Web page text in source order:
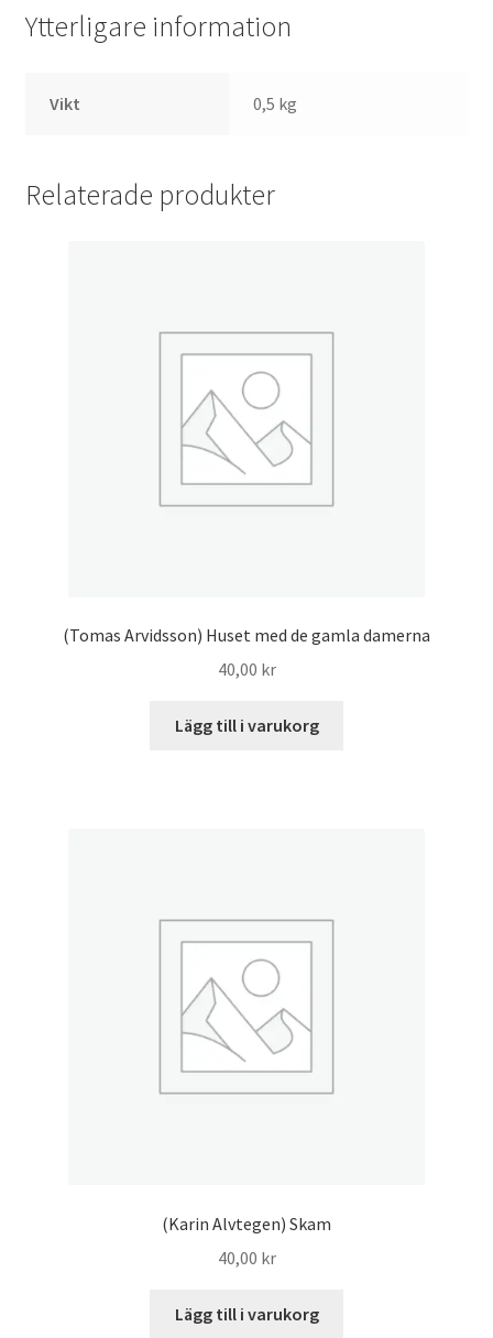
Ytterligare information
Vikt 0,5 kg
Relaterade produkter
(Tomas Arvidsson) Huset med de gamla damerna
40,00 kr
Lägg till i varukorg
(Karin Alvtegen) Skam
40,00 kr
Lägg till i varukorg